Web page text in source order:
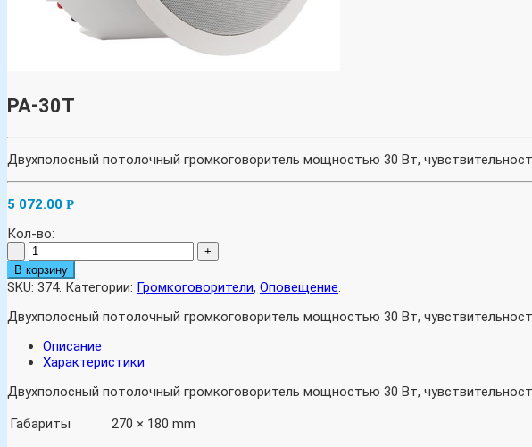
PA-30T
Двухполосный потолочный громкоговоритель мощностью 30 Вт,
5 072.00 Р
Кол-во:
-
+
В корзину
SKU: 374. Категории: Громкоговорители, Оповещение.
Двухполосный потолочный громкоговоритель мощностью 30 Вт,
Описание
Характеристики
Двухполосный потолочный громкоговоритель мощностью 30 Вт,
Габариты
270 × 180 mm